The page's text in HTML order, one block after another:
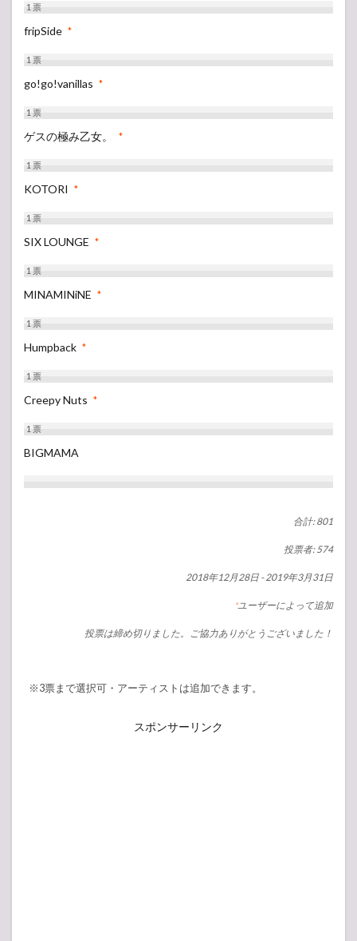
1票
fripSide *
1票
go!go!vanillas *
1票
ゲスの極み乙女。 *
1票
KOTORI *
1票
SIX LOUNGE *
1票
MINAMINiNE *
1票
Humpback *
1票
Creepy Nuts *
1票
BIGMAMA
合計: 801
投票者: 574
2018年12月28日 -2019年3月31日
*ユーザーによって追加
投票は締め切りました。ご協力ありがとうございました！
※3票まで選択可・アーティストは追加できます。
スポンサーリンク